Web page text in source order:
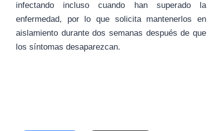
infectando incluso cuando han superado la
enfermedad, por lo que solicita mantenerlos en
aislamiento durante dos semanas después de que
los síntomas desaparezcan.